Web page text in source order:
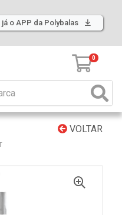
já o APP da Polybalas
0
VOLTAR